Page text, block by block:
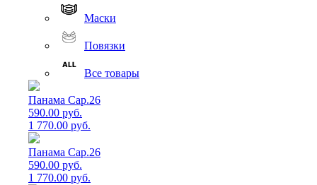
Маски
Повязки
Все товары
Панама Cap.26
590.00 руб.
1 770.00 руб.
Панама Cap.26
590.00 руб.
1 770.00 руб.